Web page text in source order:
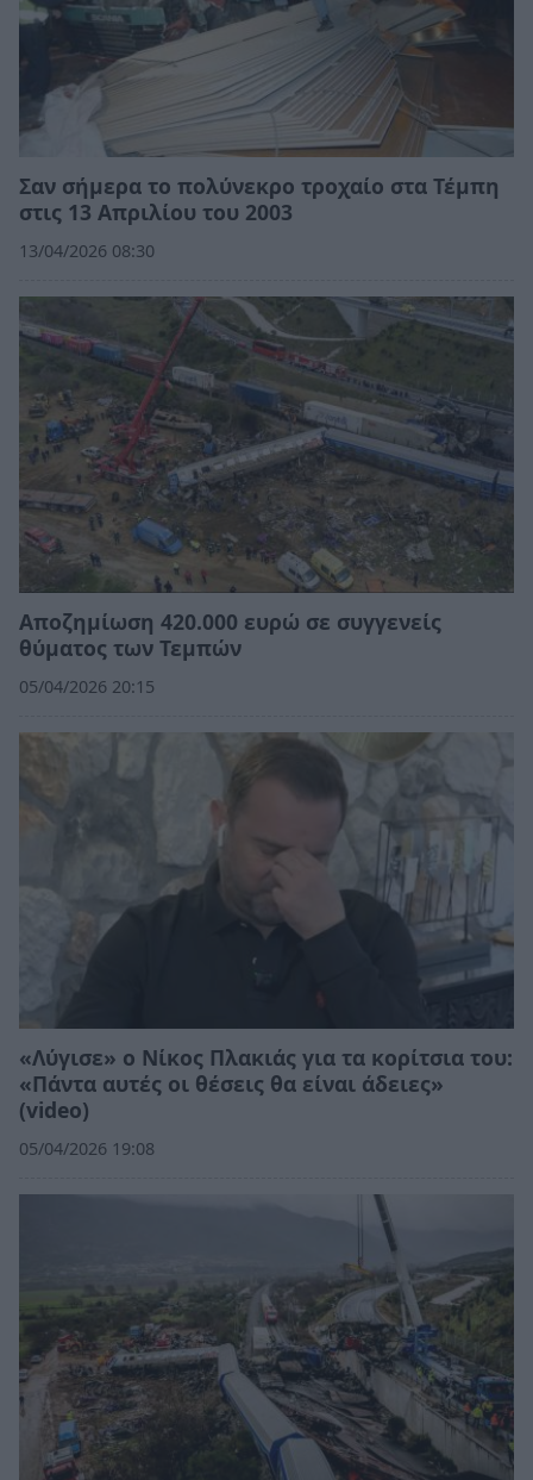
Σαν σήμερα το πολύνεκρο τροχαίο στα Τέμπη
στις 13 Απριλίου του 2003
13/04/2026 08:30
Αποζημίωση 420.000 ευρώ σε συγγενείς
θύματος των Τεμπών
05/04/2026 20:15
«Λύγισε» ο Νίκος Πλακιάς για τα κορίτσια του:
«Πάντα αυτές οι θέσεις θα είναι άδειες»
(video)
05/04/2026 19:08